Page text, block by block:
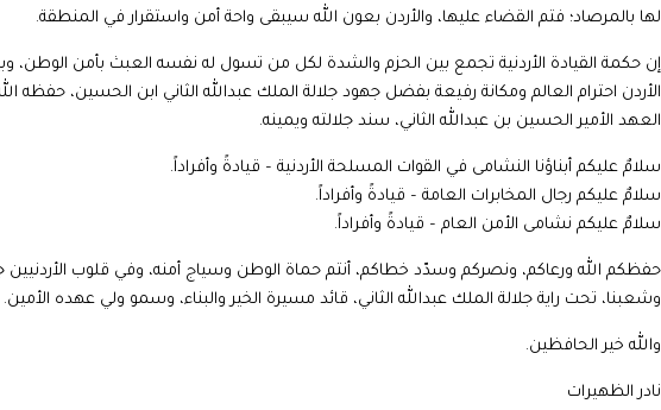
لها بالمرصاد؛ فتم القضاء عليها، والأردن بعون الله سيبقى واحة أمن واستقرار في المنطقة.
إن حكمة القيادة الأردنية تجمع بين الحزم والشدة لكل من تسول له نفسه العبث بأمن الوطن، وبين
الأردن احترام العالم ومكانة رفيعة بفضل جهود جلالة الملك عبدالله الثاني ابن الحسين، حفظه
العهد الأمير الحسين بن عبدالله الثاني، سند جلالته ويمينه.
سلامٌ عليكم أبناؤنا النشامى في القوات المسلحة الأردنية – قيادةً وأفراداً.
سلامٌ عليكم رجال المخابرات العامة – قيادةً وأفراداً.
سلامٌ عليكم نشامى الأمن العام – قيادةً وأفراداً.
حفظكم الله ورعاكم، ونصركم وسدّد خطاكم، أنتم حماة الوطن وسياج أمنه، وفي قلوب
وشعبنا، تحت راية جلالة الملك عبدالله الثاني، قائد مسيرة الخير والبناء، وسمو ولي عهده الأمين.
والله خير الحافظين.
نادر الظهيرات